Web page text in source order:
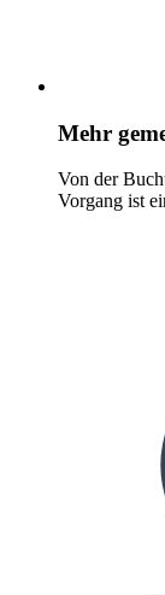
Mehr
Von der
Vorgang ist